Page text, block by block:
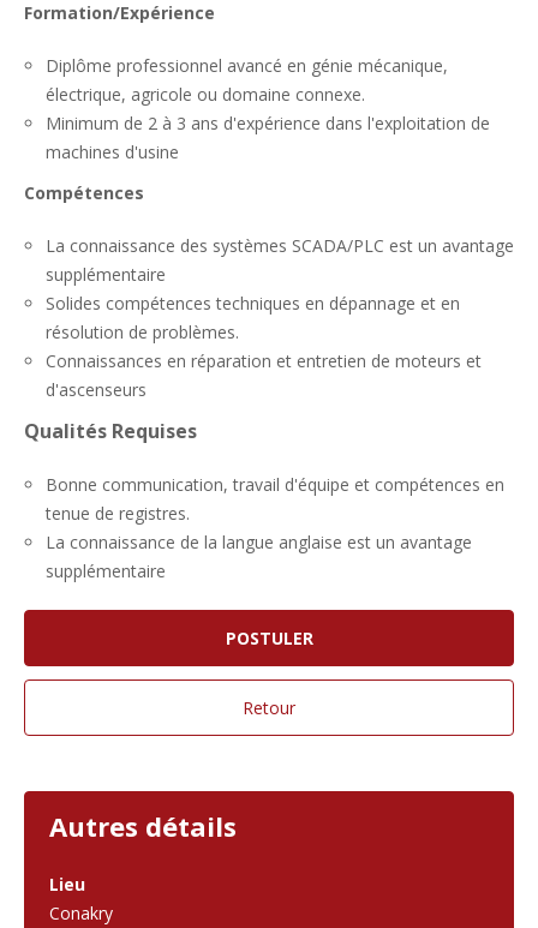
Formation/Expérience
Diplôme professionnel avancé en génie mécanique,
électrique, agricole ou domaine connexe.
Minimum de 2 à 3 ans d'expérience dans l'exploitation de
machines d'usine
Compétences
La connaissance des systèmes SCADA/PLC est un avantage
supplémentaire
Solides compétences techniques en dépannage et en
résolution de problèmes.
Connaissances en réparation et entretien de moteurs et
d'ascenseurs
Qualités Requises
Bonne communication, travail d'équipe et compétences en
tenue de registres.
La connaissance de la langue anglaise est un avantage
supplémentaire
Autres détails
Lieu
Conakry